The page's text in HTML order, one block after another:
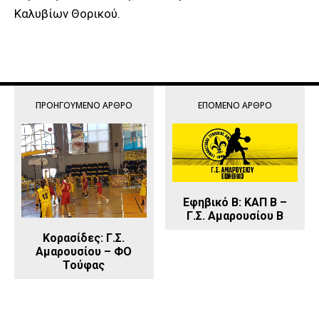
Καλυβίων Θορικού.
ΠΡΟΗΓΟΎΜΕΝΟ ΆΡΘΡΟ
Κορασίδες: Γ.Σ.
Αμαρουσίου – ΦΟ
Τούφας
ΕΠΌΜΕΝΟ ΆΡΘΡΟ
Εφηβικό Β: ΚΑΠ Β –
Γ.Σ. Αμαρουσίου Β